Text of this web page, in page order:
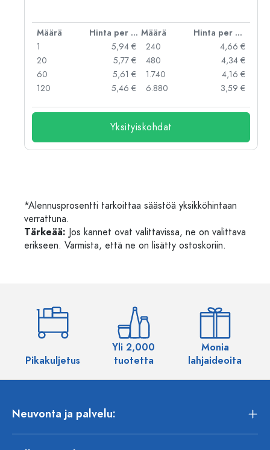
Määrä Hinta per kpl Määrä
Hinta per kpl
1
5,94 €
20
5,77 €
60
5,61 €
120
5,46 €
240
4,66 €
480
4,34 €
1.740
4,16 €
6.880
3,59 €
Yksityiskohdat
*Alennusprosentti tarkoittaa säästöä yksikköhintaan
verrattuna.
Tärkeää: Jos kannet ovat valittavissa, ne on valittava
erikseen. Varmista, että ne on lisätty ostoskoriin.
Pikakuljetus
Yli 2,000
tuotetta
Monia
lahjaideoita
Neuvonta ja palvelu: